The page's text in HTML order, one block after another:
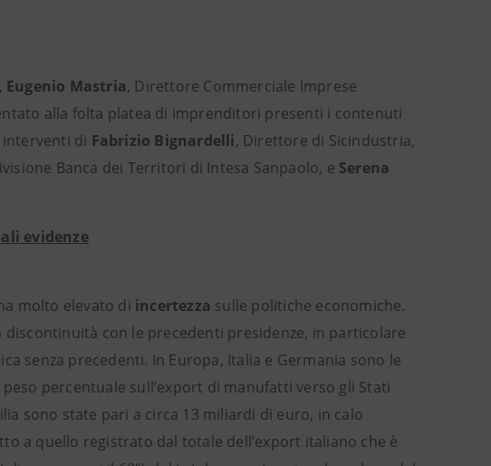
Eugenio Mastria, Direttore Commerciale Imprese
alla folta platea di imprenditori presenti i contenuti
interventi di Fabrizio Bignardelli, Direttore di Sicindustria,
Banca dei Territori di Intesa Sanpaolo, e Serena
evidenze
molto elevato di incertezza sulle politiche economiche.
con le precedenti presidenze, in particolare
senza precedenti. In Europa, Italia e Germania sono le
percentuale sull’export di manufatti verso gli Stati
sono state pari a circa 13 miliardi di euro, in calo
a quello registrato dal totale dell’export italiano che è